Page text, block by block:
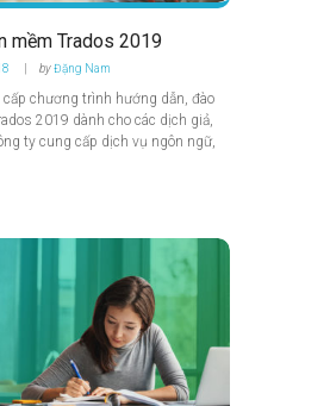
mềm Trados 2019
byĐặng Nam
chương trình hướng dẫn, đào
2019 dành cho các dịch giả,
ty cung cấp dịch vụ ngôn ngữ,